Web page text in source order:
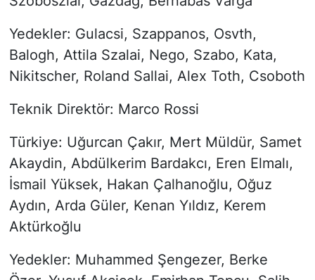
Yedekler: Gulacsi, Szappanos, Osvth,
Balogh, Attila Szalai, Nego, Szabo, Kata,
Nikitscher, Roland Sallai, Alex Toth, Csoboth
Teknik Direktör: Marco Rossi
Türkiye: Uğurcan Çakır, Mert Müldür, Samet
Akaydin, Abdülkerim Bardakcı, Eren Elmalı,
İsmail Yüksek, Hakan Çalhanoğlu, Oğuz
Aydın, Arda Güler, Kenan Yıldız, Kerem
Aktürkoğlu
Yedekler: Muhammed Şengezer, Berke